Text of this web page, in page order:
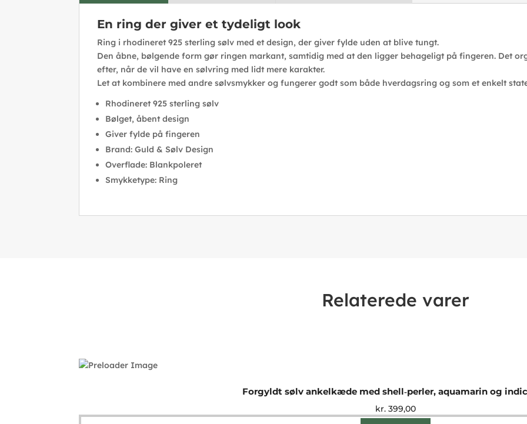
En ring der giver et tydeligt look
Ring i rhodineret 925 sterling sølv med et design, der giver fylde uden at blive tungt.
Den åbne, bølgende form gør ringen markant, samtidig med at den ligger behageligt på fingeren. Det
efter, når de vil have en sølvring med lidt mere karakter.
Let at kombinere med andre sølvsmykker og fungerer godt som både hverdagsring og som et enkelt
Rhodineret 925 sterling sølv
Bølget, åbent design
Giver fylde på fingeren
Brand: Guld & Sølv Design
Overflade: Blankpoleret
Smykketype: Ring
Relaterede varer
Forgyldt sølv ankelkæde med shell‑perler, aquamarin og
kr.399,00